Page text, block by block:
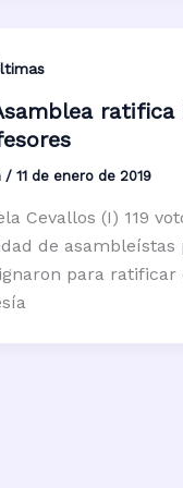
ratifica
/ 11 de enero de 2019
Cevallos (I) 119
de asambleístas
para ratificar